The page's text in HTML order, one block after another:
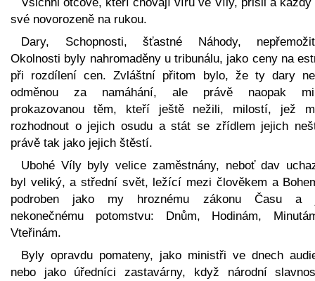
své novorozeně na rukou.
Dary, Schopnosti, šťastné Náhody,
Okolnosti byly nahromaděny u tribunálu, jako ceny na
při rozdílení cen. Zvláštní přitom bylo, že ty dary
odměnou za namáhání, ale právě naopak
prokazovanou těm, kteří ještě nežili, milostí, jež
rozhodnout o jejich osudu a stát se zřídlem jejich
právě tak jako jejich štěstí.
Ubohé Víly byly velice zaměstnány, neboť dav
byl veliký, a střední svět, ležící mezi člověkem a
podroben jako my hroznému zákonu Času a
nekonečnému potomstvu: Dnům, Hodinám,
Vteřinám.
Byly opravdu pomateny, jako ministři ve dnech
nebo jako úředníci zastavárny, když národní